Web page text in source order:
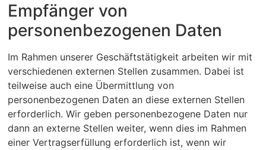
Empfänger von
personenbezogenen Daten
Im Rahmen unserer Geschäftstätigkeit arbeiten wir mit
verschiedenen externen Stellen zusammen. Dabei ist
teilweise auch eine Übermittlung von
personenbezogenen Daten an diese externen Stellen
erforderlich. Wir geben personenbezogene Daten nur
dann an externe Stellen weiter, wenn dies im Rahmen
einer Vertragserfüllung erforderlich ist, wenn wir